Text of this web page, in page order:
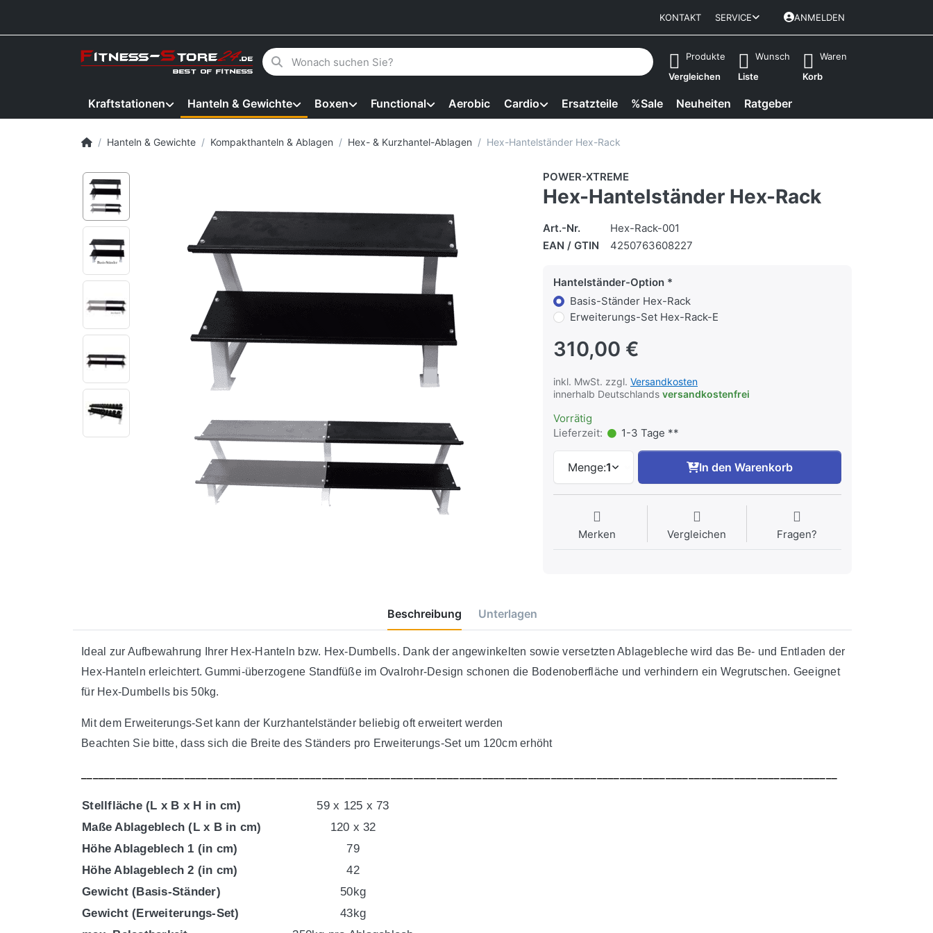
KONTAKT SERVICE ANMELDEN
Geben Sie einen Suchbegriff ein. Während Sie tippen, erscheinen automatisch erste Ergebnisse. Drücken Sie die Eingabetaste, um alle
Produkte
Vergleichen
Wunsch
Liste
Waren
Korb
Kraftstationen Hanteln & Gewichte Boxen Functional Aerobic Cardio Ersatzteile %Sale Neuheiten Ratgeber
Startseite
Hanteln & Gewichte Kompakthanteln & Ablagen Hex- & Kurzhantel-Ablagen Hex-Hantelständer Hex-Rack
POWER-XTREME
Hex-Hantelständer Hex-Rack
Art.-Nr.
Hex-Rack-001
EAN / GTIN
4250763608227
Hantelständer-Option
Basis-Ständer Hex-Rack
Erweiterungs-Set Hex-Rack-E
310,00 €
inkl. MwSt. zzgl. Versandkosten
innerhalb Deutschlands versandkostenfrei
Vorrätig
Lieferzeit:
1-3 Tage **
Menge:1 In den Warenkorb
Merken Vergleichen Fragen?
Beschreibung Unterlagen
Ideal zur Aufbewahrung Ihrer Hex-Hanteln bzw. Hex-Dumbells. Dank der angewinkelten sowie versetzten Ablagebleche wird das Be- und Entladen der
Hex-Hanteln erleichtert. Gummi-überzogene Standfüße im Ovalrohr-Design schonen die Bodenoberfläche und verhindern ein Wegrutschen. Geeignet
für Hex-Dumbells bis 50kg.
Mit dem Erweiterungs-Set kann der Kurzhantelständer beliebig oft erweitert werden
Beachten Sie bitte, dass sich die Breite des Ständers pro Erweiterungs-Set um 120cm erhöht
Stellfläche (L x B x H in cm)
59 x 125 x 73
Maße Ablageblech (L x B in cm)
120 x 32
Höhe Ablageblech 1 (in cm)
79
Höhe Ablageblech 2 (in cm)
42
Gewicht (Basis-Ständer)
50kg
Gewicht (Erweiterungs-Set)
43kg